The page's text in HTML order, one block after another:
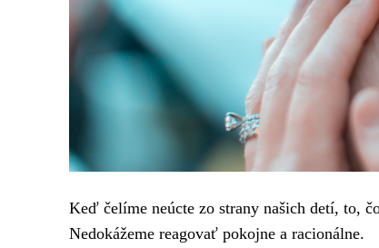
Keď čelíme neúcte zo strany našich detí, to,
Nedokážeme reagovať pokojne a racionálne.